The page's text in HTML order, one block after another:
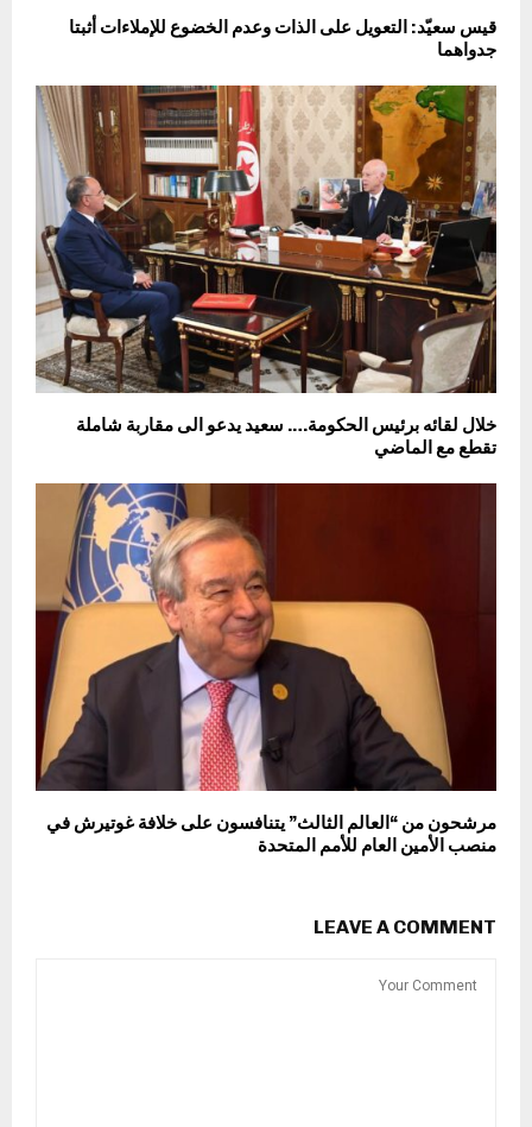
قيس سعيّد: التعويل على الذات وعدم الخضوع للإملاءات أثبتا
جدواهما
خلال لقائه برئيس الحكومة…. سعيد يدعو الى مقاربة شاملة
تقطع مع الماضي
مرشحون من “العالم الثالث” يتنافسون على خلافة غوتيرش في
منصب الأمين العام للأمم المتحدة
LEAVE A COMMENT